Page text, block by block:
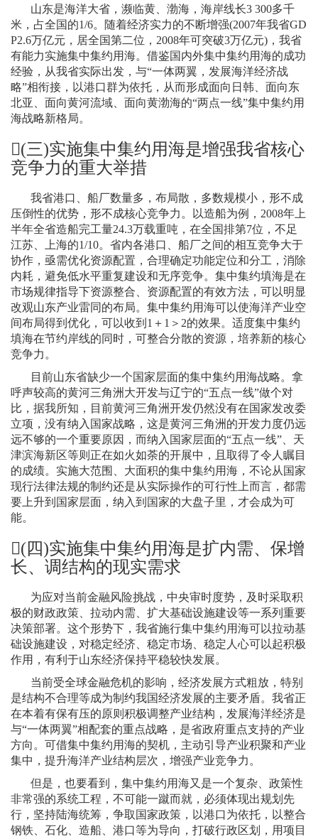
山东是海洋大省，濒临黄、渤海，海岸线长3 300多千
米，占全国的1/6。随着经济实力的不断增强(2007年我省GD
P2.6万亿元，居全国第二位， 2008年可突破3万亿元) ，我省
有能力实施集中集约用海。借鉴国内外集中集约用海的成功
经验，从我省实际出发，与“一体两翼，发展海洋经济战
略”相衔接，以港口群为依托，从而形成面向日韩、面向东
北亚、面向黄河流域、面向黄渤海的“两点一线”集中集约用
海战略新格局。
(三)实施集中集约用海是增强我省核心
竞争力的重大举措
我省港口、船厂数量多，布局散，多数规模小，形不成
压倒性的优势，形不成核心竞争力。以造船为例， 2008年上
半年全省造船完工量24.3万载重吨，在全国排第7位，不足
江苏、上海的1/10。省内各港口、船厂之间的相互竞争大于
协作，亟需优化资源配置，合理确定功能定位和分工，消除
内耗，避免低水平重复建设和无序竞争。集中集约填海是在
市场规律指导下资源整合、资源配置的有效方法，可以明显
改观山东产业雷同的布局。集中集约用海可以使海洋产业空
间布局得到优化，可以收到 1 ＋ 1 ＞ 2的效果。适度集中集约
填海在节约岸线的同时，可整合分散的资源，培养新的核心
竞争力。
目前山东省缺少一个国家层面的集中集约用海战略。拿
呼声较高的黄河三角洲大开发与辽宁的“五点一线”做个对
比，据我所知，目前黄河三角洲开发仍然没有在国家发改委
立项，没有纳入国家战略，这是黄河三角洲的开发力度仍远
远不够的一个重要原因，而纳入国家层面的“五点一线”、天
津滨海新区等则正在如火如荼的开展中，且取得了令人瞩目
的成绩。实施大范围、大面积的集中集约用海，不论从国家
现行法律法规的制约还是从实际操作的可行性上而言，都需
要上升到国家层面，纳入到国家的大盘子里，才会成为可
能。
(四)实施集中集约用海是扩内需、保增
长、调结构的现实需求
为应对当前金融风险挑战，中央审时度势，及时采取积
极的财政政策、拉动内需、扩大基础设施建设等一系列重要
决策部署。这个形势下，我省施行集中集约用海可以拉动基
础设施建设，对稳定经济、稳定市场、稳定人心可以起积极
作用，有利于山东经济保持平稳较快发展。
当前受全球金融危机的影响，经济发展方式粗放，特别
是结构不合理等成为制约我国经济发展的主要矛盾。我省正
在本着有保有压的原则积极调整产业结构，发展海洋经济是
与“一体两翼”相配套的重点战略，是省政府重点支持的产业
方向。可借集中集约用海的契机，主动引导产业积聚和产业
集中，提升海洋产业结构层次，增强产业竞争力。
但是，也要看到，集中集约用海又是一个复杂、政策性
非常强的系统工程，不可能一蹴而就，必须体现出规划先
行，坚持陆海统筹，争取国家政策，以港口为依托，以整合
钢铁、石化、造船、港口等为导向，打破行政区划，用项目